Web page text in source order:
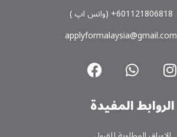
601121806818+ (واتس اپ )
applyformalaysia@gmail.com
الروابط المفیدة